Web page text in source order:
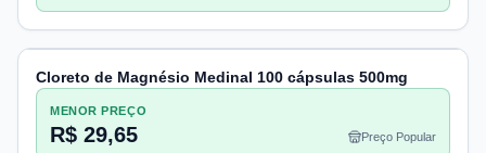
Cloreto de Magnésio Medinal 100 cápsulas 500mg
MENOR PREÇO
R$ 29,65 Preço Popular